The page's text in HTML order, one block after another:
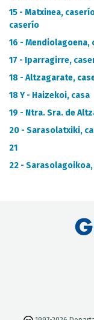
15 - Matxinea,
caserío
16 - Mendiolagoena,
17 - Iparragirre,
18 - Altzagarate,
18 Y - Haizekoi, casa
19 - Ntra. Sra. de
20 - Sarasolatxiki,
21
22 -